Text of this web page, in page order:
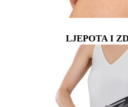
LJEPOTA I